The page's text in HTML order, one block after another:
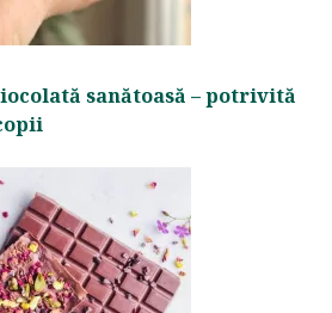
sanătoasă – potrivită